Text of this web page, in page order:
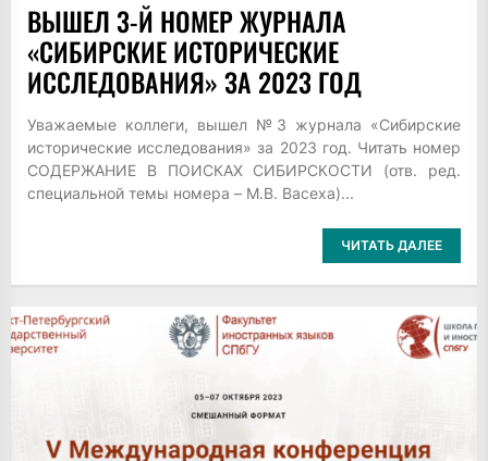
ВЫШЕЛ 3-Й НОМЕР ЖУРНАЛА
«СИБИРСКИЕ ИСТОРИЧЕСКИЕ
ИССЛЕДОВАНИЯ» ЗА 2023 ГОД
Уважаемые коллеги, вышел №3 журнала «Сибирские
исторические исследования» за 2023 год. Читать номер
СОДЕРЖАНИЕ В ПОИСКАХ СИБИРСКОСТИ (отв. ред.
специальной темы номера – М.В. Васеха)...
ЧИТАТЬ ДАЛЕЕ